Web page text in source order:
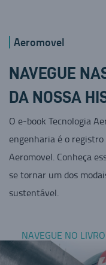
Aeromovel
NAVEGUE
DA NOSSA
O e-book Tecnologia
engenharia é o
Aeromovel. Conheça
se tornar um dos
sustentável.
NAVEGUE NO LIVRO